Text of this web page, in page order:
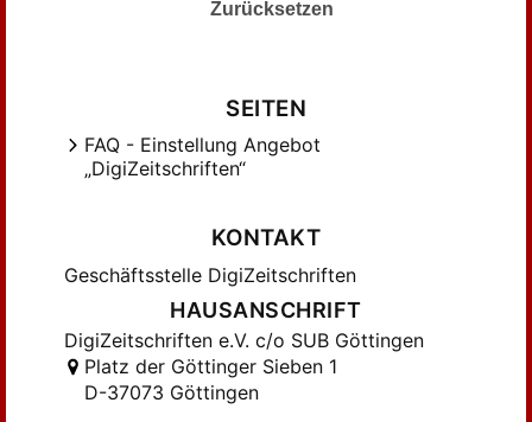
Malhmann, Wilh. (6)
Oelsner-Monmerqué (13)
Oelsner-Monmerqué, E. (7)
Olberg von (20)
Parthey (42)
Zurücksetzen
SEITEN
FAQ - Einstellung Angebot
„DigiZeitschriften“
KONTAKT
Geschäftsstelle DigiZeitschriften
HAUSANSCHRIFT
DigiZeitschriften e.V. c/o SUB Göttingen
Platz der Göttinger Sieben 1
D-37073 Göttingen